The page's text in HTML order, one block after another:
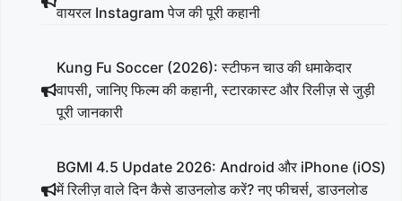
वायरल Instagram पेज की पूरी कहानी
Kung Fu Soccer (2026): स्टीफन चाउ की धमाकेदार
वापसी, जानिए फिल्म की कहानी, स्टारकास्ट और रिलीज़ से जुड़ी
पूरी जानकारी
BGMI 4.5 Update 2026: Android और iPhone (iOS)
में रिलीज़ वाले दिन कैसे डाउनलोड करें? नए फीचर्स, डाउनलोड